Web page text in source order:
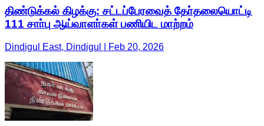
திண்டுக்கல் கிழக்கு: சட்டப்பேரவைத் தோ்தலையொட்டி
111 சாா்பு ஆய்வாளா்கள் பணியிட மாற்றம்
Dindigul East, Dindigul | Feb 20, 2026